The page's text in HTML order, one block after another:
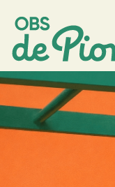
De school
Team